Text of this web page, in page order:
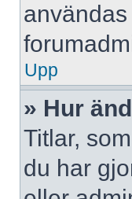
Upp
» Hur
Titlar,
du har